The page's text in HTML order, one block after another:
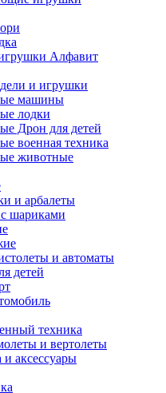
Алфавит
и игрушки
машины
лодки
Дрон для детей
военная техника
животные
и арбалеты
шариками
и автоматы
детей
техника
и вертолеты
и аксессуары